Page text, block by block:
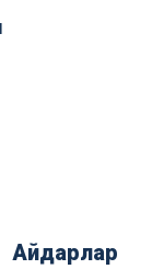
Айдарлар